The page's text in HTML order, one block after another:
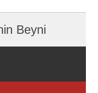
Beyni